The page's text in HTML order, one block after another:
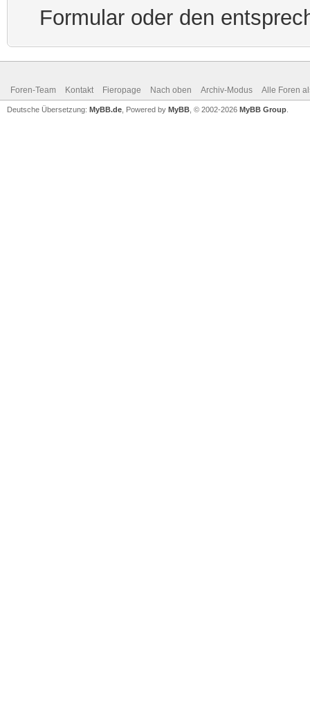
Formular oder den
Foren-Team Kontakt Fieropage Nach oben Archiv-Modus Alle Foren
Deutsche Übersetzung: MyBB.de , Powered by MyBB , © 2002-2026 MyBB Group